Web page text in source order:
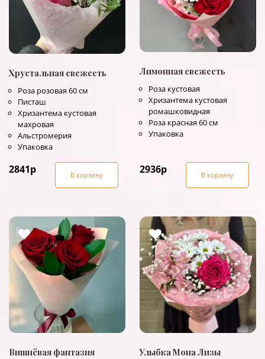
Хрустальная свежесть
Роза розовая 60 см
Писташ
Хризантема кустовая
махровая
Альстромерия
Упаковка
2841р В корзину
Лимонная свежесть
Роза кустовая
Хризантема кустовая
ромашковидная
Роза красная 60 см
Упаковка
2936р В корзину
Вишнёвая фантазия Улыбка Мона Лизы